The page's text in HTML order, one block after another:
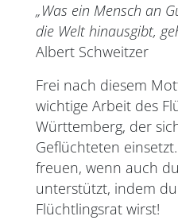
„Was ein Mensch an
die Welt hinausgibt,
Albert Schweitzer
Frei nach diesem
wichtige Arbeit des
Württemberg, der
Geflüchteten
freuen, wenn auch
unterstützt, indem
Flüchtlingsrat wirst!